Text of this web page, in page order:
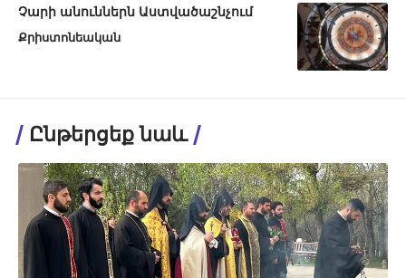
Չարի անուններն Աստվածաշնչում
Քրիստոնեական
Ընթերցեք նաև